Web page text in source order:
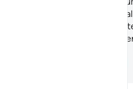
kami) sehingga
membawa balik binatang
bapa kami seorang yang